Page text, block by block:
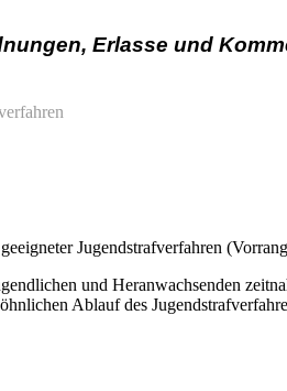
Erlasse und
Jugendstrafverfahren
und Heranwachsenden
Ablauf des